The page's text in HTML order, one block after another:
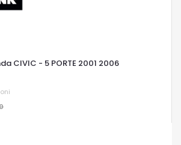
CIVIC - 5 PORTE 2001 2006